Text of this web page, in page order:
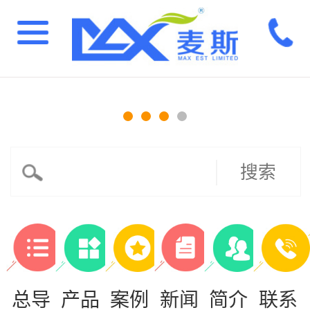
搜索
总导 产品 案例 新闻 简介 联系